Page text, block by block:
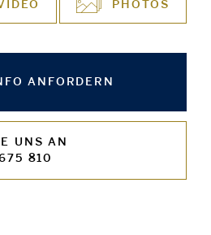
PHOTOS
ANFORDERN
UNS AN
810